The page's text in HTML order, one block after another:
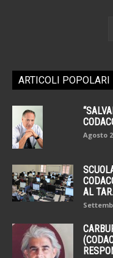
ARTICOLI POPOLARI
Agosto
AL